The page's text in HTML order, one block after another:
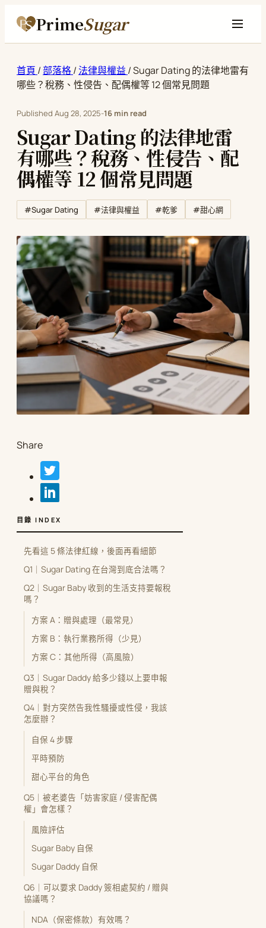
PrimeSugar
首頁 /部落格/法律與權益 /Sugar Dating 的法律地雷有
哪些？稅務、性侵告、配偶權等 12 個常見問題
Published Aug 28, 2025-16 min read
Sugar Dating 的法律地雷
有哪些？稅務、性侵告、配
偶權等 12 個常見問題
#Sugar Dating #法律與權益 #乾爹 #甜心網
Share
目錄 INDEX
先看這 5 條法律紅線，後面再看細節
Q1｜Sugar Dating 在台灣到底合法嗎？
Q2｜Sugar Baby 收到的生活支持要報稅
嗎？
方案 A：贈與處理（最常見）
方案 B：執行業務所得（少見）
方案 C：其他所得（高風險）
Q3｜Sugar Daddy 給多少錢以上要申報
贈與稅？
Q4｜對方突然告我性騷擾或性侵，我該
怎麼辦？
自保 4 步驟
平時預防
甜心平台的角色
Q5｜被老婆告「妨害家庭 / 侵害配偶
權」會怎樣？
風險評估
Sugar Baby 自保
Sugar Daddy 自保
Q6｜可以要求 Daddy 簽相處契約 / 贈與
協議嗎？
NDA（保密條款）有效嗎？